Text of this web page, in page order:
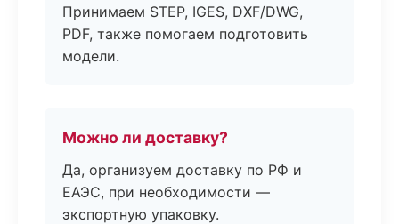
Принимаем STEP, IGES, DXF/DWG,
PDF, также помогаем подготовить
модели.
Можно ли доставку?
Да, организуем доставку по РФ и
ЕАЭС, при необходимости —
экспортную упаковку.